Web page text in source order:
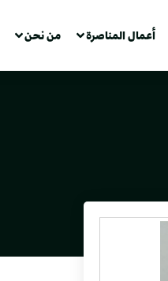
أعمال المناصرة من نحن